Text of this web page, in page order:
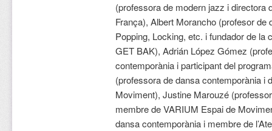
(professora de modern jazz i directora
França), Albert Morancho (profesor de
Popping, Locking, etc. i fundador de la
GET BAK), Adrián López Gómez
contemporània i participant del
(professora de dansa contemporània i
Moviment), Justine Marouzé
membre de VARIUM Espai de
dansa contemporània i membre de